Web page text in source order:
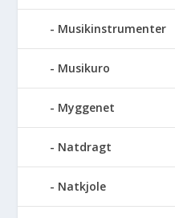
Musikinstrumenter
Musikuro
Myggenet
Natdragt
Natkjole